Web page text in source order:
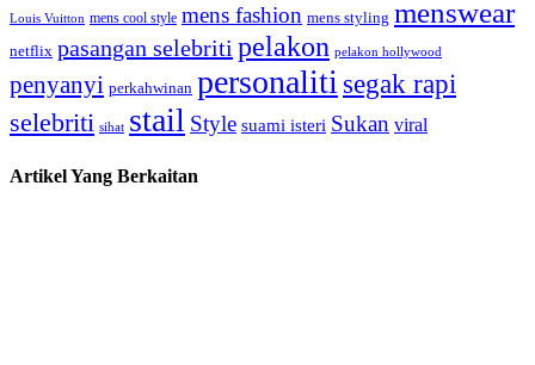
Louis Vuitton mens cool style mens fashion mens styling menswear
netflix pasangan selebriti pelakon pelakon hollywood
penyanyi perkahwinan personalitisegak rapi
selebriti sihat stail Style suami isteri Sukan viral
Artikel Yang Berkaitan